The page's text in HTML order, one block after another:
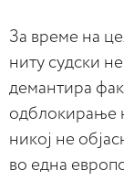
За време на
ниту судски
демантира
одблокирање
никој не
во една